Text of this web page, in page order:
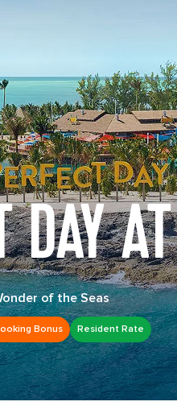
DAY
of the Seas
Bonus Resident Rate